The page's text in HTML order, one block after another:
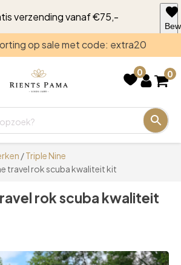
verzending vanaf €75,-
op sale met code: extra20
0 0
/Triple Nine
travel rok scuba kwaliteit kit
rok scuba kwaliteit
voor